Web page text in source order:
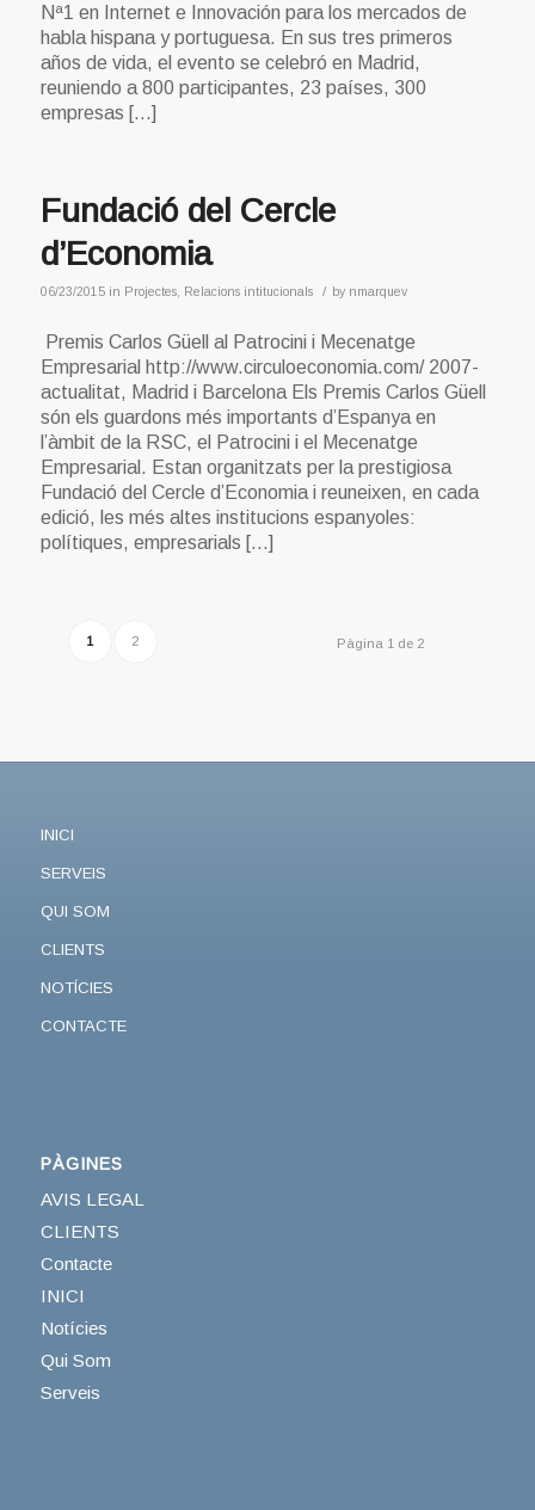
Nª1 en Internet e Innovación para los mercados de
habla hispana y portuguesa. En sus tres primeros
años de vida, el evento se celebró en Madrid,
reuniendo a 800 participantes, 23 países, 300
empresas […]
Fundació del Cercle
d’Economia
06/23/2015 in Projectes, Relacions intitucionals / by nmarquev
Premis Carlos Güell al Patrocini i Mecenatge
Empresarial http://www.circuloeconomia.com/ 2007-
actualitat, Madrid i Barcelona Els Premis Carlos Güell
són els guardons més importants d’Espanya en
l’àmbit de la RSC, el Patrocini i el Mecenatge
Empresarial. Estan organitzats per la prestigiosa
Fundació del Cercle d’Economia i reuneixen, en cada
edició, les més altes institucions espanyoles:
polítiques, empresarials […]
Pàgina 1 de 2
1 2
INICI
SERVEIS
QUI SOM
CLIENTS
NOTÍCIES
CONTACTE
PÀGINES
AVIS LEGAL
CLIENTS
Contacte
INICI
Notícies
Qui Som
Serveis